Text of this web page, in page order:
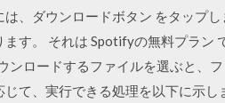
、ダウンロードボタン をタップ
す。 それは Spotifyの無料プラン
ロードするファイルを選ぶと、
て、実行できる処理を以下に示